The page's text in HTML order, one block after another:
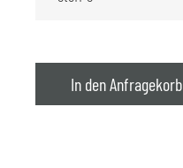
In den Anfragekorb